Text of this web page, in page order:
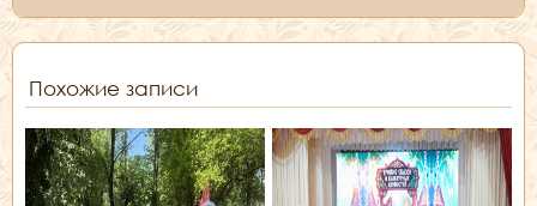
Похожие записи